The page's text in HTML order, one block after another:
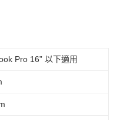
Pro 16” 以下適用